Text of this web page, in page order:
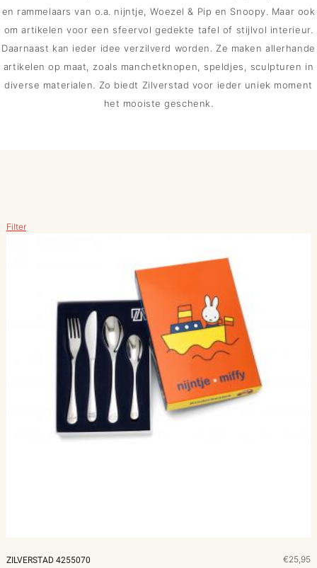
en rammelaars van o.a. nijntje, Woezel & Pip en Snoopy. Maar ook
om artikelen voor een sfeervol gedekte tafel of stijlvol interieur.
Daarnaast kan ieder idee verzilverd worden. Ze maken allerhande
artikelen op maat, zoals manchetknopen, speldjes, sculpturen in
diverse materialen. Zo biedt Zilverstad voor ieder uniek moment
het mooiste geschenk.
Filter
ZILVERSTAD 4255070 €25,95